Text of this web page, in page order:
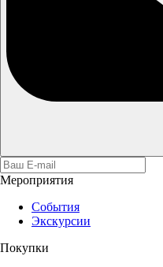
Мероприятия
События
Экскурсии
Покупки